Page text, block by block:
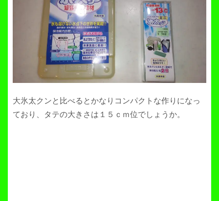
大氷太クンと比べるとかなりコンパクトな作りになっ
ており、タテの大きさは１５ｃｍ位でしょうか。